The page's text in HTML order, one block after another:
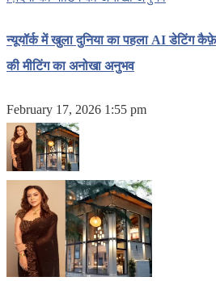
न्यूयॉर्क में खुला दुनिया का पहला AI डेटिंग
की मीटिंग का अनोखा अनुभव
February 17, 2026 1:55 pm